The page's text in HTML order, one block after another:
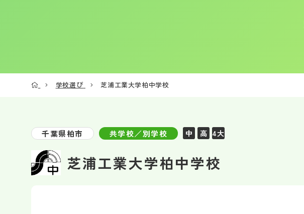
学校選び 芝浦工業大学柏中学校
千葉県柏市 共学校／別学校 中 高 4大
芝浦工業大学柏中学校